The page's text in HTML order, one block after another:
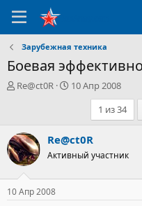
Зарубежная техника
Боевая
А
р
т
е
м
ы
Re@ct0R
Д
н
а
ч
10 Апр 2008
1 из 34
Re@ct0R
Активный участник
10 Апр 2008